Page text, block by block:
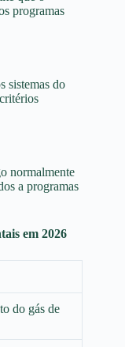
programas
sistemas do
normalmente
a programas
em 2026
do gás de